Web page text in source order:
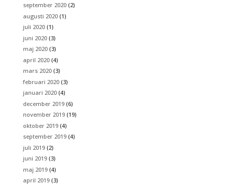
september 2020(2)
augusti 2020(1)
juli 2020(1)
juni 2020(3)
maj 2020(3)
april 2020(4)
mars 2020(3)
februari 2020(3)
januari 2020(4)
december 2019(6)
november 2019(19)
oktober 2019(4)
september 2019(4)
juli 2019(2)
juni 2019(3)
maj 2019(4)
april 2019(3)